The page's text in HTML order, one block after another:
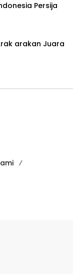
Persija
arakan Juara